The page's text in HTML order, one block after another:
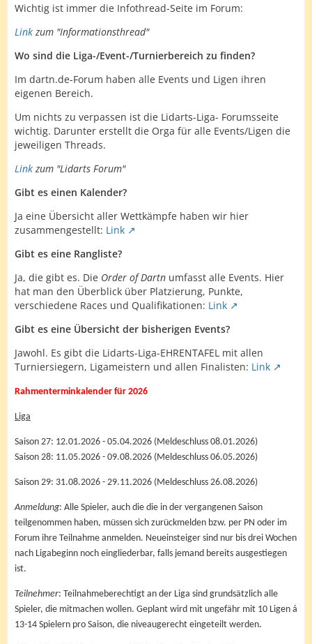
Wichtig ist immer die Infothread-Seite im Forum:
Link zum "Informationsthread"
Wo sind die Liga-/Event-/Turnierbereich zu finden?
Im dartn.de-Forum haben alle Events und Ligen ihren
eigenen Bereich.
Um nichts zu verpassen ist die Lidarts-Liga- Forumsseite
wichtig. Darunter erstellt die Orga für alle Events/Ligen die
jeweiligen Threads.
Link zum "Lidarts Forum"
Gibt es einen Kalender?
Ja eine Übersicht aller Wettkämpfe haben wir hier
zusammengestellt: Link
Gibt es eine Rangliste?
Ja, die gibt es. Die Order of Dartn umfasst alle Events. Hier
hat man den Überblick über Platzierung, Punkte,
verschiedene Races und Qualifikationen: Link
Gibt es eine Übersicht der bisherigen Events?
Jawohl. Es gibt die Lidarts-Liga-EHRENTAFEL mit allen
Turniersiegern, Ligameistern und allen Finalisten: Link
Rahmenterminkalender für 2026
Liga
Saison 27: 12.01.2026 - 05.04.2026 (Meldeschluss 08.01.2026)
Saison 28: 11.05.2026 - 09.08.2026 (Meldeschluss 06.05.2026)
Saison 29: 31.08.2026 - 29.11.2026 (Meldeschluss 26.08.2026)
Anmeldung: Alle Spieler, auch die die in der vergangenen Saison
teilgenommen haben, müssen sich zurückmelden bzw. per PN oder im
Forum ihre Teilnahme anmelden. Neueinsteiger sind nur bis drei Wochen
nach Ligabeginn noch eingliederbar, falls jemand bereits ausgestiegen
ist.
Teilnehmer: Teilnahmeberechtigt an der Liga sind grundsätzlich alle
Spieler, die mitmachen wollen. Geplant wird mit ungefähr mit 10 Ligen á
13-14 Spielern pro Saison, die niveaugerecht eingeteilt werden.